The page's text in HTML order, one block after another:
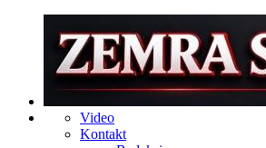
Video
Kontakt